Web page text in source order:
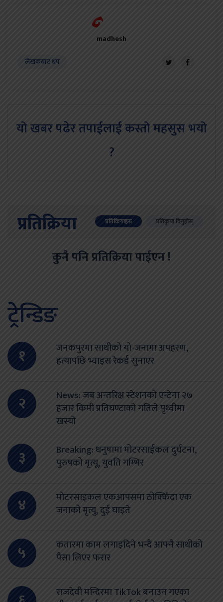
madhesh
लेखकबाट थप
यो खबर पढेर तपाईलाई कस्तो महसुस भयो
?
प्रतिक्रिया प्रतिक्रियाहरु प्रतिकृया दिनुहोस्
कुनै पनि प्रतिक्रिया पाईएन !
ट्रेन्डिङ
१
जनकपुरमा साथीको यो-जनामा अपहरण,
हत्यापछि भ्वाइस रेकर्ड सुनाएर
२
News: जब अन्तरिक्ष स्टेशनको एन्टेना २७
हजार किमी प्रतिघण्टाको गतिले पृथ्वीमा
खस्यो
३
Breaking: धनुषामा मोटरसाईकल दुर्घटना,
पुरुषको मृत्यू, युवति गम्भिर
४
मोटरसाइकल एकआपसमा ठोक्किँदा एक
जनाको मृत्यु, दुई घाइते
५
कतारमा काम लगाइदिने भन्दै आफ्नै साथीको
पैसा लिएर फरार
राजदेवी मन्दिरमा TikTok बनाउन गएका